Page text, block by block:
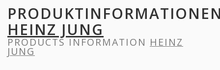
HEINZ JUNG
PRODUCTS INFORMATION HEINZ
JUNG